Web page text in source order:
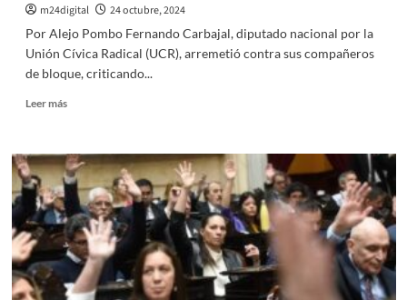
UCR
la
salida
de
m24digital
24 octubre, 2024
Por Alejo Pombo Fernando Carbajal, diputado nacional por la
Unión Cívica Radical (UCR), arremetió contra sus compañeros
de bloque, criticando...
Leer másLeer
Fernando
Carbajal
aseguró
que
“el
radicalismo
no
puede
estar